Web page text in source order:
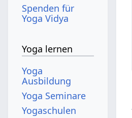
Spenden für
Yoga Vidya
Yoga lernen
Yoga
Ausbildung
Yoga Seminare
Yogaschulen